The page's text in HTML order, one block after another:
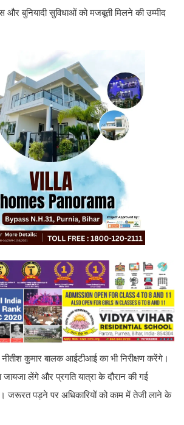
और बुनियादी सुविधाओं को मजबूती मिलने की उम्मीद
नीतीश कुमार बालक आईटीआई का भी निरीक्षण करेंगे।
लेंगे और प्रगति यात्रा के दौरान की गई
जरूरत पड़ने पर अधिकारियों को काम में तेजी लाने के